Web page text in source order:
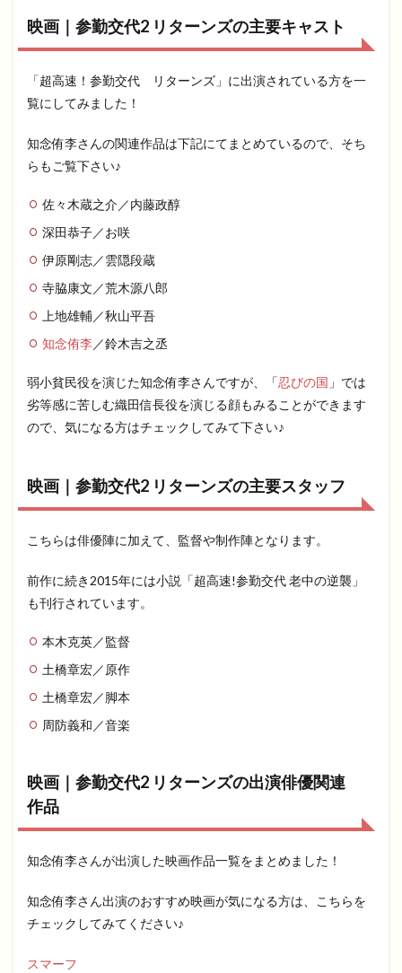
映画｜参勤交代2 リターンズの主要キャスト
「超高速！参勤交代 リターンズ」に出演されている方を一
覧にしてみました！
知念侑李さんの関連作品は下記にてまとめているので、そち
らもご覧下さい♪
佐々木蔵之介／内藤政醇
深田恭子／お咲
伊原剛志／雲隠段蔵
寺脇康文／荒木源八郎
上地雄輔／秋山平吾
知念侑李 ／鈴木吉之丞
弱小貧民役を演じた知念侑李さんですが、「忍びの国 」では
劣等感に苦しむ織田信長役を演じる顔もみることができます
ので、気になる方はチェックしてみて下さい♪
映画｜参勤交代2 リターンズの主要スタッフ
こちらは俳優陣に加えて、監督や制作陣となります。
前作に続き2015年には小説「超高速!参勤交代 老中の逆襲」
も刊行されています。
本木克英／監督
土橋章宏／原作
土橋章宏／脚本
周防義和／音楽
映画｜参勤交代2 リターンズの出演俳優関連
作品
知念侑李さんが出演した映画作品一覧をまとめました！
知念侑李さん出演のおすすめ映画が気になる方は、こちらを
チェックしてみてください♪
スマーフ